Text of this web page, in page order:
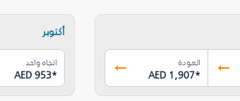
العودة
AED 1,907*
أكتوبر
اتجاه واحد
AED 953*